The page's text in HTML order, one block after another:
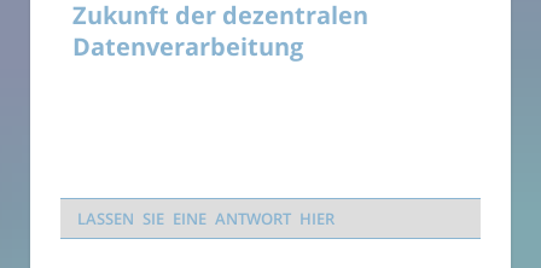
Zukunft der dezentralen
Datenverarbeitung
LASSEN SIE EINE ANTWORT HIER